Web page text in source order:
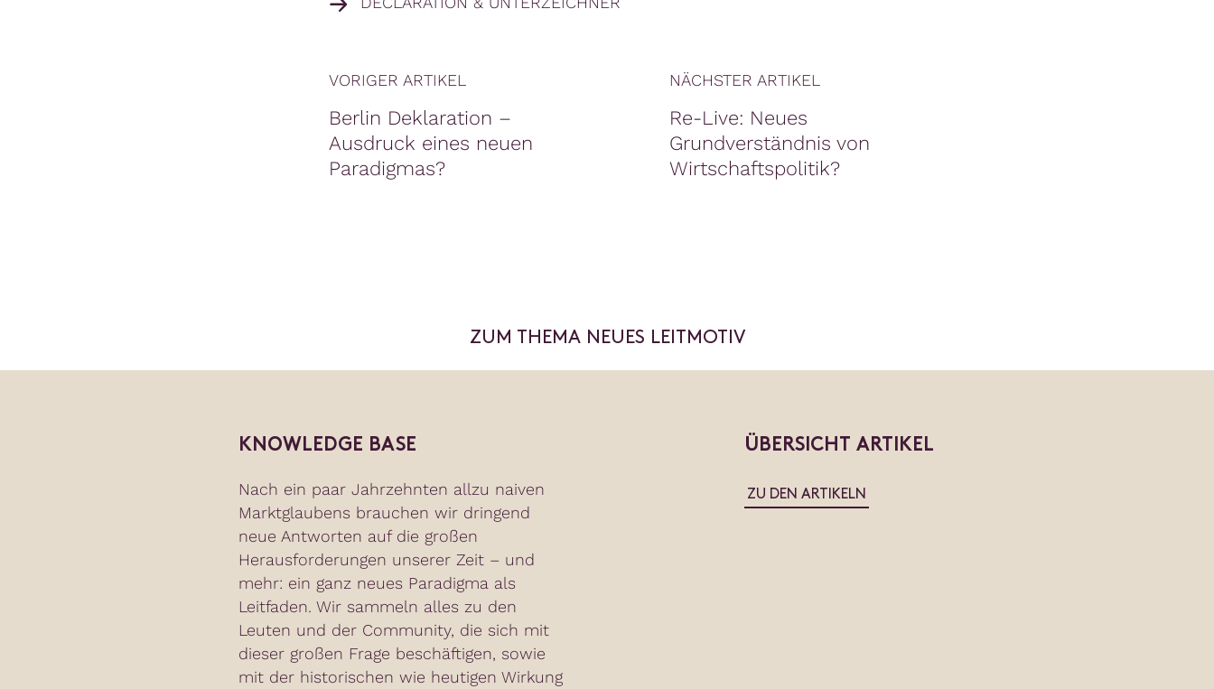
VORIGER ARTIKEL
Berlin Deklaration –
Ausdruck eines neuen
Paradigmas?
NÄCHSTER ARTIKEL
Re-Live: Neues
Grundverständnis von
Wirtschaftspolitik?
ZUM THEMA NEUES LEITMOTIV
KNOWLEDGE BASE
Nach ein paar Jahrzehnten allzu naiven
Marktglaubens brauchen wir dringend
neue Antworten auf die großen
Herausforderungen unserer Zeit – und
mehr: ein ganz neues Paradigma als
Leitfaden. Wir sammeln alles zu den
Leuten und der Community, die sich mit
dieser großen Frage beschäftigen, sowie
mit der historischen wie heutigen Wirkung
ÜBERSICHT ARTIKEL
ZU DEN ARTIKELN